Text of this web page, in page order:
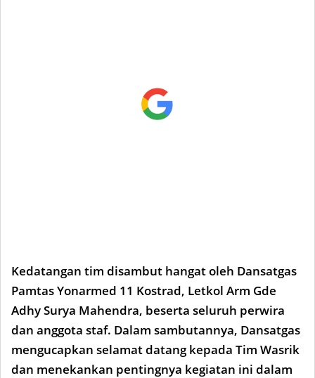
Kedatangan tim disambut hangat oleh Dansatgas
Pamtas Yonarmed 11 Kostrad, Letkol Arm Gde
Adhy Surya Mahendra, beserta seluruh perwira
dan anggota staf. Dalam sambutannya, Dansatgas
mengucapkan selamat datang kepada Tim Wasrik
dan menekankan pentingnya kegiatan ini dalam